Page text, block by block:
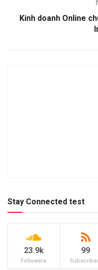
Kinh doanh Online
Stay Connected test
23.9k
Followers
99